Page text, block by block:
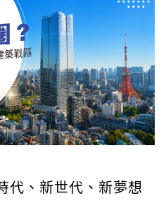
代、新世代、新夢想